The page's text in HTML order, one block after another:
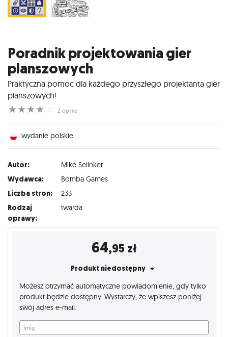
Poradnik projektowania gier
planszowych
Praktyczna pomoc dla każdego przyszłego projektanta gier
planszowych!
☆
☆
☆
☆ 2 opinie
wydanie polskie
Autor: Mike Selinker
Wydawca: Bomba Games
Liczba stron: 233
Rodzaj
oprawy:
twarda
64,95 zł
Produkt niedostępny
Możesz otrzymać automatyczne powiadomienie, gdy tylko
produkt będzie dostępny. Wystarczy, że wpiszesz poniżej
swój adres e-mail.
Imię